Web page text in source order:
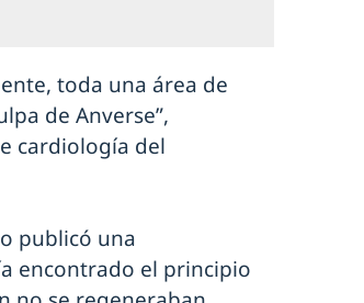
toda una área de
de Anverse”,
cardiología del
publicó una
encontrado el principio